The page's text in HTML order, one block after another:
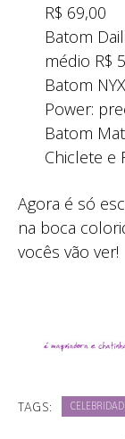
R$ 69,00
Batom
médio R$
Batom
Power:
Batom
Chiclete e
Agora é só
na boca
vocês vão ver!
TAGS: